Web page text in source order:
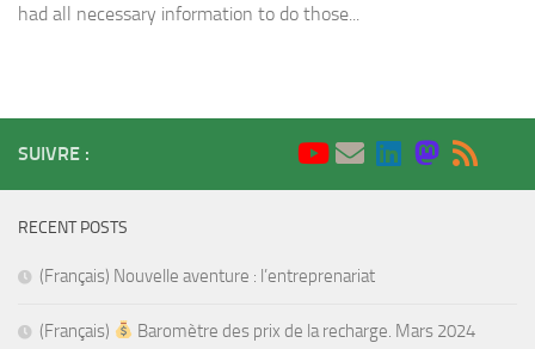
had all necessary information to do those...
SUIVRE :
RECENT POSTS
(Français) Nouvelle aventure : l’entreprenariat
(Français) Baromètre des prix de la recharge. Mars 2024